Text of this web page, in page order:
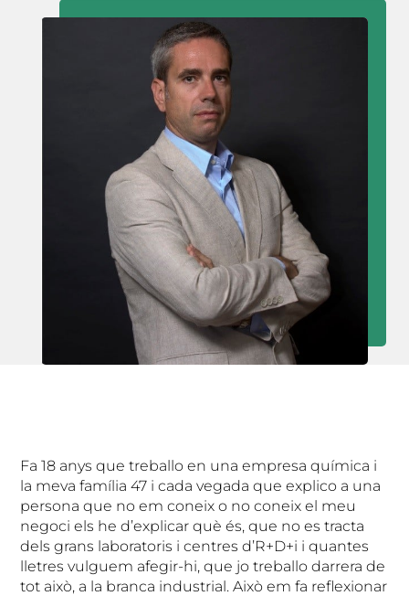
Fa 18 anys que treballo en una empresa química i
la meva família 47 i cada vegada que explico a una
persona que no em coneix o no coneix el meu
negoci els he d’explicar què és, que no es tracta
dels grans laboratoris i centres d’R+D+i i quantes
lletres vulguem afegir-hi, que jo treballo darrera de
tot això, a la branca industrial. Això em fa reflexionar